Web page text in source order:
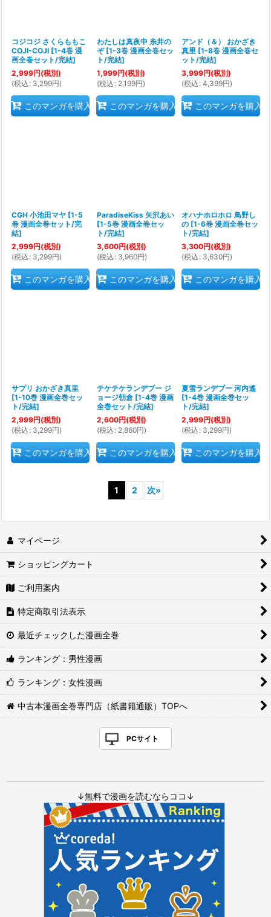
コジコジ さくらももこ
COJI-COJI [1-4巻 漫
画全巻セット/完結]
2,999円(税別)
(税込 : 3,299円)
このマンガを購入
わたしは真夜中 糸井の
ぞ [1-3巻 漫画全巻セッ
ト/完結]
1,999円(税別)
(税込 : 2,199円)
このマンガを購入
アンド（＆） おかざき
真里 [1-8巻 漫画全巻セ
ット/完結]
3,999円(税別)
(税込 : 4,399円)
このマンガを購入
CGH 小池田マヤ [1-5
巻 漫画全巻セット/完
結]
2,999円(税別)
(税込 : 3,299円)
このマンガを購入
ParadiseKiss 矢沢あい
[1-5巻 漫画全巻セッ
ト/完結]
3,600円(税別)
(税込 : 3,960円)
このマンガを購入
オハナホロホロ 鳥野し
の [1-6巻 漫画全巻セッ
ト/完結]
3,300円(税別)
(税込 : 3,630円)
このマンガを購入
サプリ おかざき真里
[1-10巻 漫画全巻セッ
ト/完結]
2,999円(税別)
(税込 : 3,299円)
このマンガを購入
テケテケランデブー ジ
ョージ朝倉 [1-4巻 漫画
全巻セット/完結]
2,600円(税別)
(税込 : 2,860円)
このマンガを購入
夏雪ランデブー 河内遙
[1-4巻 漫画全巻セッ
ト/完結]
2,999円(税別)
(税込 : 3,299円)
このマンガを購入
1 2 次»
マイページ
ショッピングカート
ご利用案内
特定商取引法表示
最近チェックした漫画全巻
ランキング：男性漫画
ランキング：女性漫画
中古本漫画全巻専門店（紙書籍通販）TOPへ
PCサイト
↓無料で漫画を読むならココ↓